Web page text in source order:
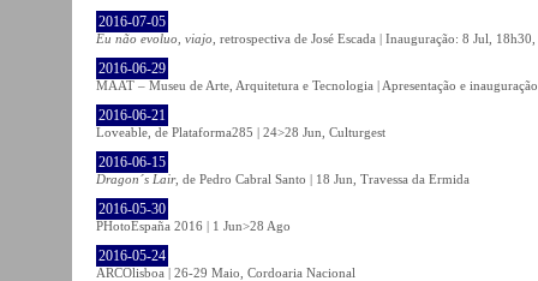
2016-07-05
Eu não evoluo, viajo , retrospectiva de José Escada | Inauguração: 8 Jul,
2016-06-29
MAAT – Museu de Arte, Arquitetura e Tecnologia | Apresentação e
2016-06-21
Loveable, de Plataforma285 | 24>28 Jun, Culturgest
2016-06-15
Dragon´s Lair, de Pedro Cabral Santo | 18 Jun, Travessa da Ermida
2016-05-30
PHotoEspaña 2016 | 1 Jun>28 Ago
2016-05-24
ARCOlisboa | 26-29 Maio, Cordoaria Nacional